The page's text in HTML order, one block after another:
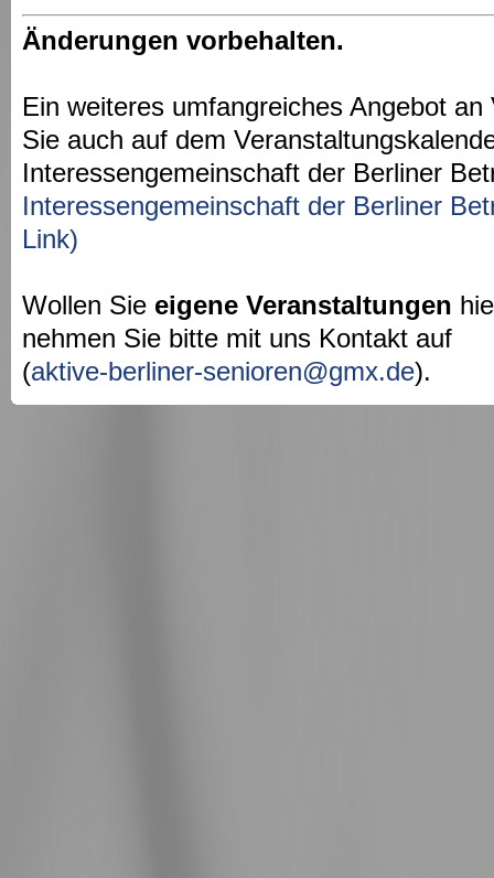
Änderungen vorbehalten.
Ein weiteres umfangreiches Angebot
Sie auch auf dem
Interessengemeinschaft der Berliner
Interessengemeinschaft der Berliner
Link)
Wollen Sie eigene Veranstaltungen
nehmen Sie bitte mit uns Kontakt auf
(aktive-berliner-senioren@gmx.de).